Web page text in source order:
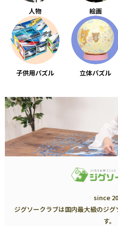
人物 絵画
子供用パズル 立体パズル
since
ジグソークラブは国内最大級のジ
す。